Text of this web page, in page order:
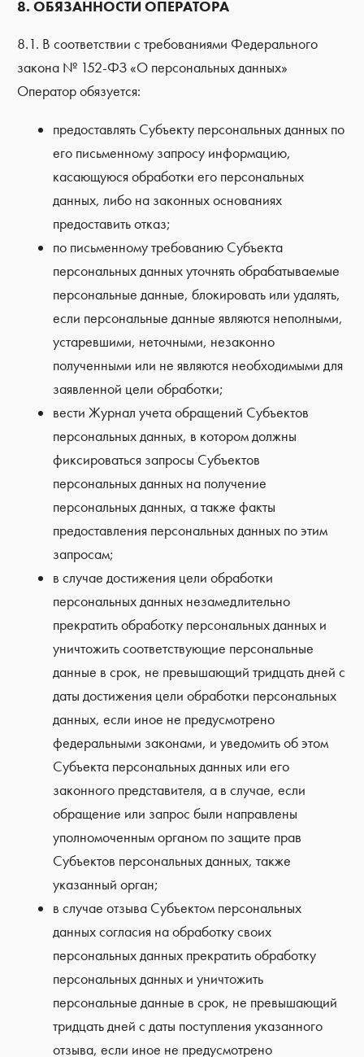
8. ОБЯЗАННОСТИ ОПЕРАТОРА
8.1. В соответствии с требованиями Федерального
закона № 152-ФЗ «О персональных данных»
Оператор обязуется:
предоставлять Субъекту персональных данных по
его письменному запросу информацию,
касающуюся обработки его персональных
данных, либо на законных основаниях
предоставить отказ;
по письменному требованию Субъекта
персональных данных уточнять обрабатываемые
персональные данные, блокировать или удалять,
если персональные данные являются неполными,
устаревшими, неточными, незаконно
полученными или не являются необходимыми для
заявленной цели обработки;
вести Журнал учета обращений Субъектов
персональных данных, в котором должны
фиксироваться запросы Субъектов
персональных данных на получение
персональных данных, а также факты
предоставления персональных данных по этим
запросам;
в случае достижения цели обработки
персональных данных незамедлительно
прекратить обработку персональных данных и
уничтожить соответствующие персональные
данные в срок, не превышающий тридцать дней с
даты достижения цели обработки персональных
данных, если иное не предусмотрено
федеральными законами, и уведомить об этом
Субъекта персональных данных или его
законного представителя, а в случае, если
обращение или запрос были направлены
уполномоченным органом по защите прав
Субъектов персональных данных, также
указанный орган;
в случае отзыва Субъектом персональных
данных согласия на обработку своих
персональных данных прекратить обработку
персональных данных и уничтожить
персональные данные в срок, не превышающий
тридцать дней с даты поступления указанного
отзыва, если иное не предусмотрено